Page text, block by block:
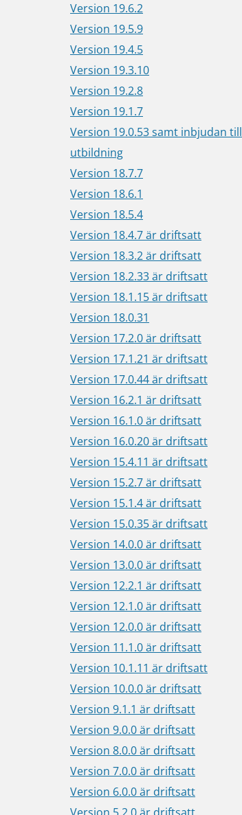
Version 19.6.2
Version 19.5.9
Version 19.4.5
Version 19.3.10
Version 19.2.8
Version 19.1.7
Version 19.0.53 samt inbjudan till
utbildning
Version 18.7.7
Version 18.6.1
Version 18.5.4
Version 18.4.7 är driftsatt
Version 18.3.2 är driftsatt
Version 18.2.33 är driftsatt
Version 18.1.15 är driftsatt
Version 18.0.31
Version 17.2.0 är driftsatt
Version 17.1.21 är driftsatt
Version 17.0.44 är driftsatt
Version 16.2.1 är driftsatt
Version 16.1.0 är driftsatt
Version 16.0.20 är driftsatt
Version 15.4.11 är driftsatt
Version 15.2.7 är driftsatt
Version 15.1.4 är driftsatt
Version 15.0.35 är driftsatt
Version 14.0.0 är driftsatt
Version 13.0.0 är driftsatt
Version 12.2.1 är driftsatt
Version 12.1.0 är driftsatt
Version 12.0.0 är driftsatt
Version 11.1.0 är driftsatt
Version 10.1.11 är driftsatt
Version 10.0.0 är driftsatt
Version 9.1.1 är driftsatt
Version 9.0.0 är driftsatt
Version 8.0.0 är driftsatt
Version 7.0.0 är driftsatt
Version 6.0.0 är driftsatt